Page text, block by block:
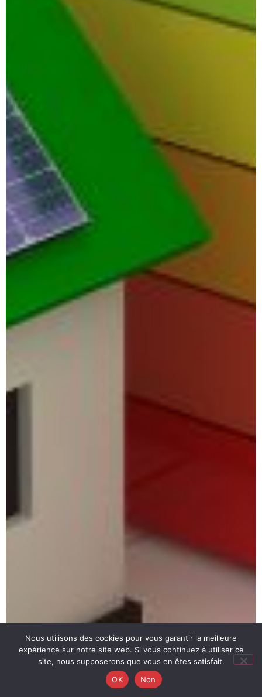
Nous utilisons des cookies pour vous garantir la meilleure
expérience sur notre site web. Si vous continuez à utiliser ce
site, nous supposerons que vous en êtes satisfait.
OK
Non